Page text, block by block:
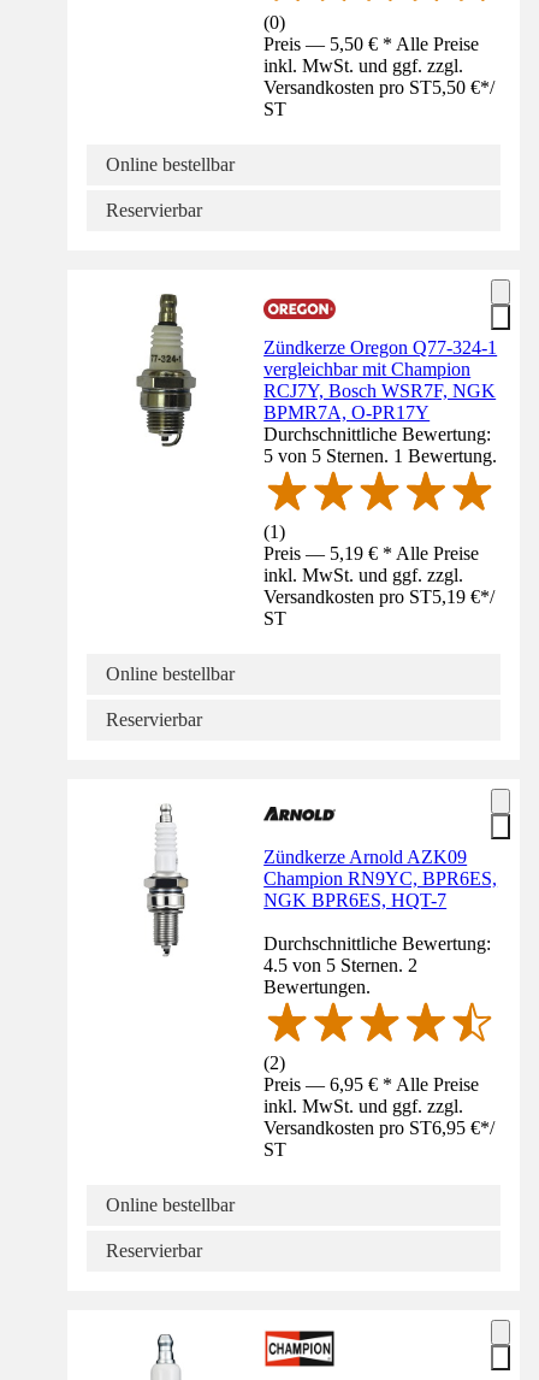
(0)
Preis — 5,50 € * Alle Preise
inkl. MwSt. und ggf. zzgl.
Versandkosten pro ST5,50 €*/
ST
Online bestellbar
Reservierbar
Zündkerze Oregon Q77-324-1
vergleichbar mit Champion
RCJ7Y, Bosch WSR7F, NGK
BPMR7A, O-PR17Y
Durchschnittliche Bewertung:
5 von 5 Sternen. 1 Bewertung.
(1)
Preis — 5,19 € * Alle Preise
inkl. MwSt. und ggf. zzgl.
Versandkosten pro ST5,19 €*/
ST
Online bestellbar
Reservierbar
Zündkerze Arnold AZK09
Champion RN9YC, BPR6ES,
NGK BPR6ES, HQT-7
Durchschnittliche Bewertung:
4.5 von 5 Sternen. 2
Bewertungen.
(2)
Preis — 6,95 € * Alle Preise
inkl. MwSt. und ggf. zzgl.
Versandkosten pro ST6,95 €*/
ST
Online bestellbar
Reservierbar